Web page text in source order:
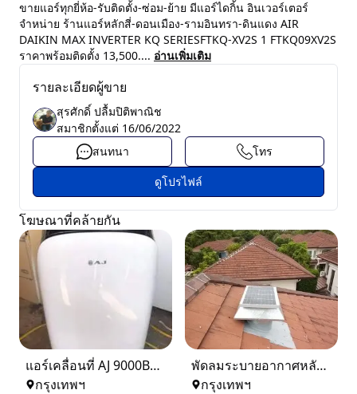
ขายแอร์ทุกยี่ห้อ-รับติดตั้ง-ซ่อม-ย้าย มีแอร์ไดกิ้น อินเวอร์เตอร์
จำหน่าย ร้านแอร์หลักสี่-ดอนเมือง-รามอินทรา-ดินแดง AIR
DAIKIN MAX INVERTER KQ SERIESFTKQ-XV2S 1 FTKQ09XV2S
ราคาพร้อมติดตั้ง 13,500.... อ่านเพิ่มเติม
รายละเอียดผู้ขาย
สุรศักดิ์ ปลื้มปิติพาณิช
สมาชิกตั้งแต่ 16/06/2022
สนทนา
โทร
ดูโปรไฟล์
โฆษณาที่คล้ายกัน
แอร์เคลื่อนที่ AJ 9000BTU
กรุงเทพฯ
พัดลมระบายอากาศหลังคาพลังงานแสงอาทิตย์ 9000บ. (14 นิ้ว)ทำให้บ้านเย็นฟรีไม่เสียค่าไฟ
กรุงเทพฯ